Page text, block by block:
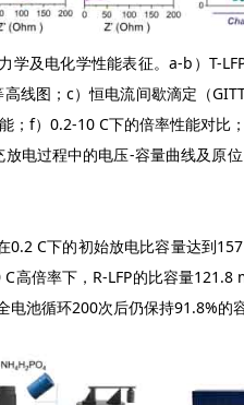
学及电化学性能表征。a-b）T-
线图；c）恒电流间歇滴定（
；f）0.2-10 C下的倍率性能对
电过程中的电压-容量曲线及原
0.2 C下的初始放电比容量达到
高倍率下，R-LFP的比容量
电池循环200次后仍保持91.8%